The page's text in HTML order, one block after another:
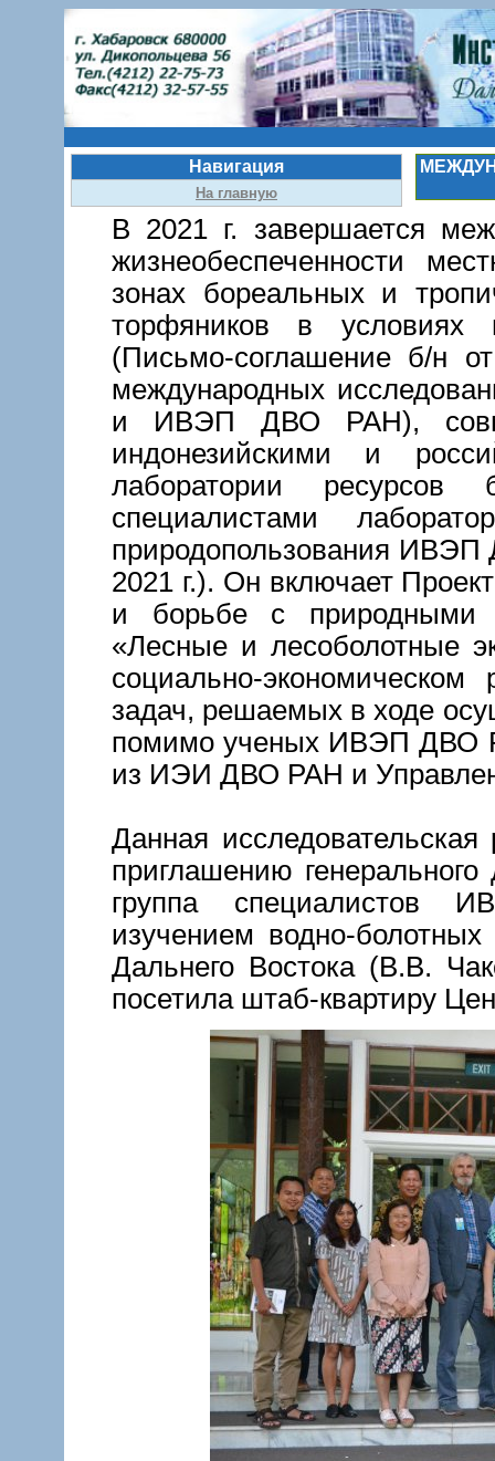
Навигация
На главную
В 2021 г. завершается
жизнеобеспеченности
зонах бореальных и
торфяников в условиях
(Письмо-соглашение б/н
международных
и ИВЭП ДВО РАН),
индонезийскими и
лаборатории
специалистами
природопользования ИВЭП
2021 г.). Он включает
и борьбе с природными
«Лесные и лесоболотные
социально-
задач, решаемых в ходе
помимо ученых ИВЭП ДВО
из ИЭИ ДВО РАН и
Данная
приглашению
группа
изучением водно-болотных
Дальнего Востока (В.В.
посетила штаб-квартиру